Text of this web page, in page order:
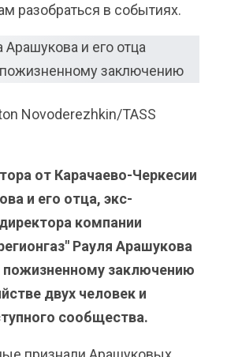
разобраться в событиях.
Novoderezhkin/TASS
от Карачаево-Черкесии
и его отца, экс-
компании
Рауля Арашукова
пожизненному заключению
двух человек и
сообщества.